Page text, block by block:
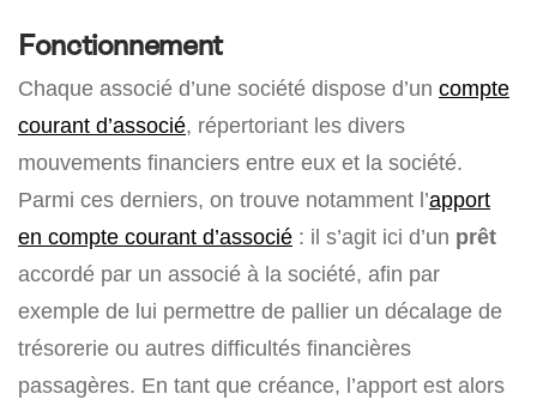
Fonctionnement
Chaque associé d’une société dispose d’un compte
courant d’associé, répertoriant les divers
mouvements financiers entre eux et la société.
Parmi ces derniers, on trouve notamment l’apport
en compte courant d’associé : il s’agit ici d’un prêt
accordé par un associé à la société, afin par
exemple de lui permettre de pallier un décalage de
trésorerie ou autres difficultés financières
passagères. En tant que créance, l’apport est alors